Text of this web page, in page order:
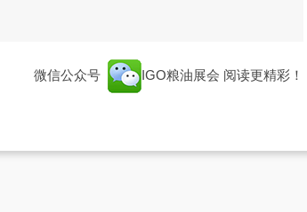
微信公众号 IGO粮油展会 阅读更精彩！